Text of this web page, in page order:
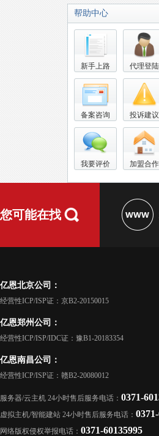
帮助中心
新手上路 代理登陆
备案咨询 投诉建议
我要评价 加盟合作
您可能在找
亿恩北京公司：
经营性ICP/ISP证：京B2-20150015
亿恩郑州公司：
经营性ICP/ISP/IDC证：豫B1-20183354
亿恩南昌公司：
经营性ICP/ISP证：赣B2-20080012
服务器/云主机 24小时售后服务电话： 0371-
虚拟主机/智能建站 24小时售后服务电话：
网络版权侵权举报电话： 0371-60135995